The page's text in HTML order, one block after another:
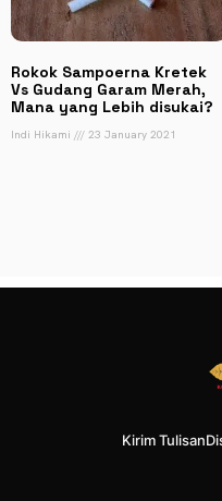
Rokok Sampoerna Kretek
Vs Gudang Garam Merah,
Mana yang Lebih disukai?
Indi Hikami 23 January 2021
Kirim Tulisan